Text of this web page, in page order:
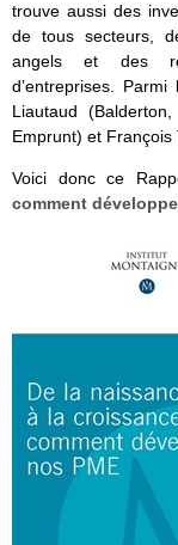
trouve aussi des
de tous secteurs,
angels et des
d’entreprises.
Liautaud
Emprunt) et François
Voici donc ce
comment